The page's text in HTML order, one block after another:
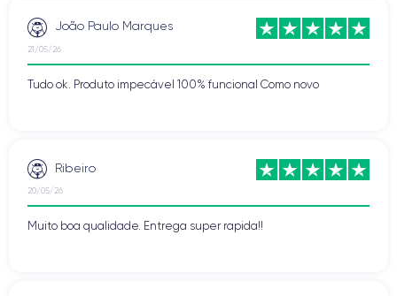
João Paulo Marques
21/05/26
Tudo ok. Produto impecável 100% funcional Como novo
Ribeiro
20/05/26
Muito boa qualidade. Entrega super rapida!!